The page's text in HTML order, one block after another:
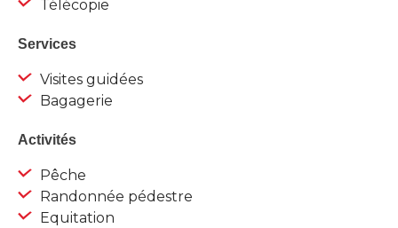
Télécopie
Services
Visites guidées
Bagagerie
Activités
Pêche
Randonnée pédestre
Equitation